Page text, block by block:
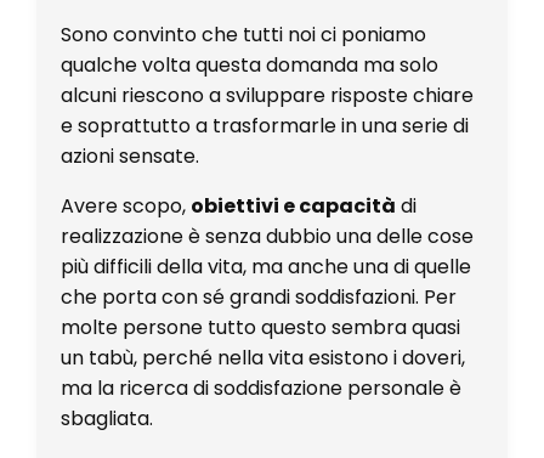
Sono convinto che tutti noi ci poniamo
qualche volta questa domanda ma solo
alcuni riescono a sviluppare risposte chiare
e soprattutto a trasformarle in una serie di
azioni sensate.
Avere scopo, obiettivi e capacità di
realizzazione è senza dubbio una delle cose
più difficili della vita, ma anche una di quelle
che porta con sé grandi soddisfazioni. Per
molte persone tutto questo sembra quasi
un tabù, perché nella vita esistono i doveri,
ma la ricerca di soddisfazione personale è
sbagliata.